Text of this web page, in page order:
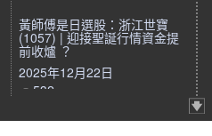
黃師傅是日選股：浙江世寶
(1057) | 迎接聖誕行情資金提
前收爐 ？
2025年12月22日
532